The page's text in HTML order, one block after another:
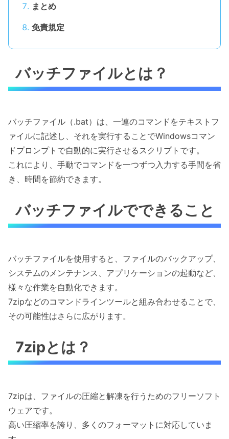
まとめ
免責規定
バッチファイルとは？
バッチファイル（.bat）は、一連のコマンドをテキストフ
ァイルに記述し、それを実行することでWindowsコマン
ドプロンプトで自動的に実行させるスクリプトです。
これにより、手動でコマンドを一つずつ入力する手間を省
き、時間を節約できます。
バッチファイルでできること
バッチファイルを使用すると、ファイルのバックアップ、
システムのメンテナンス、アプリケーションの起動など、
様々な作業を自動化できます。
7zipなどのコマンドラインツールと組み合わせることで、
その可能性はさらに広がります。
7zipとは？
7zipは、ファイルの圧縮と解凍を行うためのフリーソフト
ウェアです。
高い圧縮率を誇り、多くのフォーマットに対応していま